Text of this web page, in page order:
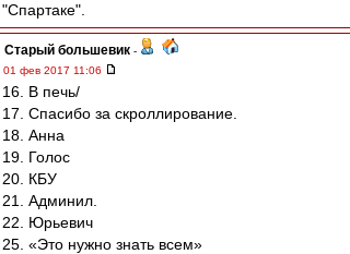
"Спартаке".
Старый большевик -
01 фев 2017 11:06
16. В печь/
17. Спасибо за скроллирование.
18. Анна
19. Голос
20. КБУ
21. Админил.
22. Юрьевич
25. «Это нужно знать всем»